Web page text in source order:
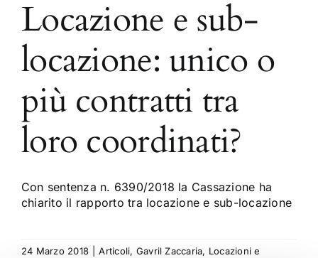
Locazione e sub-
locazione: unico o
più contratti tra
loro coordinati?
Con sentenza n. 6390/2018 la Cassazione ha
chiarito il rapporto tra locazione e sub-locazione
24 Marzo 2018 Articoli, Gavril Zaccaria, Locazioni e